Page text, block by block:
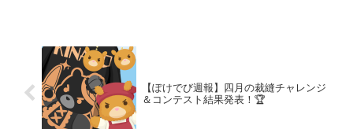
【ぽけでび週報】四月の裁縫チャレンジ
＆コンテスト結果発表！🏆